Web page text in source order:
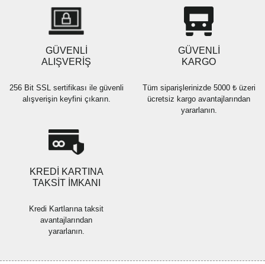
Ürün açıklamasında eksik bilgiler bulunuyor.
Ürün bilgilerinde hatalar bulunuyor.
Ürün fiyatı diğer sitelerden daha pahalı.
Bu ürüne benzer farklı alternatifler olmalı.
GÜVENLİ
ALIŞVERİŞ
256 Bit SSL sertifikası ile güvenli
alışverişin keyfini çıkarın.
GÜVENLİ
KARGO
Tüm siparişlerinizde 5000 ₺ üzeri
ücretsiz kargo avantajlarından
yararlanın.
KREDİ KARTINA
TAKSİT İMKANI
Kredi Kartlarına taksit
avantajlarından
yararlanın.